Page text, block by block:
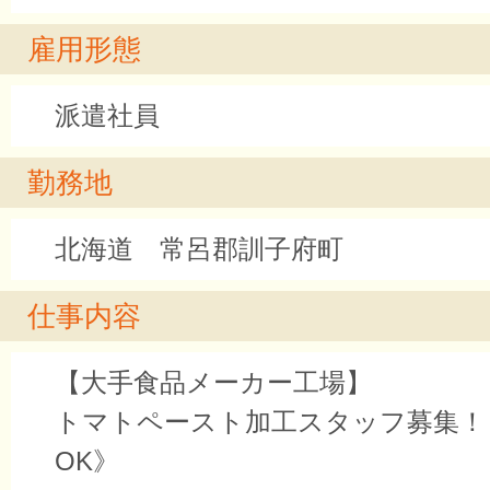
雇用形態
派遣社員
勤務地
北海道 常呂郡訓子府町
仕事内容
【大手食品メーカー工場】
トマトペースト加工スタッフ募集
OK》